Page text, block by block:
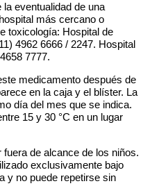
la eventualidad de una
más cercano o
toxicología: Hospital de
4962 6666 / 2247. Hospital
7777.
medicamento después de
en la caja y el blíster. La
día del mes que se indica.
15 y 30 °C en un lugar
fuera de alcance de los niños.
exclusivamente bajo
y no puede repetirse sin